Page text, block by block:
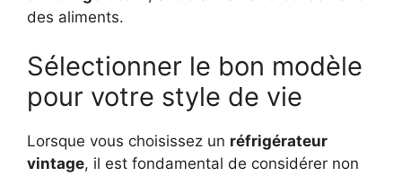
des aliments.
Sélectionner le bon modèle
pour votre style de vie
Lorsque vous choisissez un réfrigérateur
vintage, il est fondamental de considérer non